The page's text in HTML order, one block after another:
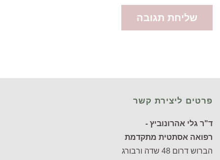
פרטים ליצירת קשר
ד"ר גלי אהרונוביץ -
רפואה אסתטית מתקדמת
הברוש דרום 48 שדה ורבורג